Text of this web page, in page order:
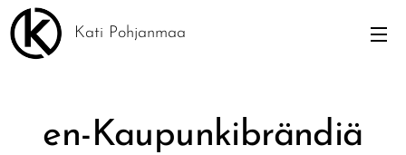
Kati Pohjanmaa
en-Kaupunkibrändiä